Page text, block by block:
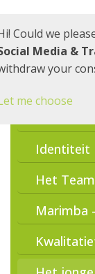
Missie/
Identiteit
Het Team
Marimba
Could we
Media &
your
me choose